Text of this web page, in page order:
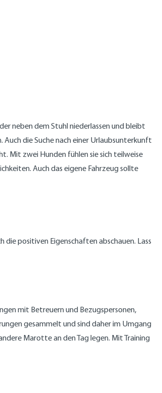
neben dem Stuhl niederlassen und bleibt
die Suche nach einer Urlaubsunterkunft
Mit zwei Hunden fühlen sie sich teilweise
Auch das eigene Fahrzeug sollte
positiven Eigenschaften abschauen. Lass
mit Betreuern und Bezugspersonen,
gesammelt und sind daher im Umgang
Marotte an den Tag legen. Mit Training